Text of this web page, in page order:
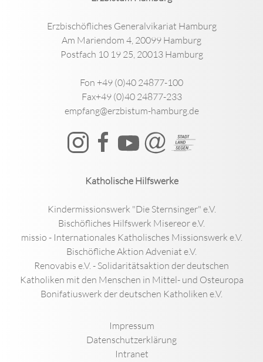
Erzbischöfliches Generalvikariat Hamburg
Am Mariendom 4, 20099 Hamburg
Postfach 10 19 25, 20013 Hamburg
Fon +49 (0)40 24877-100
Fax+49 (0)40 24877-233
empfang@erzbistum-hamburg.de
Katholische Hilfswerke
Kindermissionswerk "Die Sternsinger" e.V.
Bischöfliches Hilfswerk Misereor e.V.
missio - Internationales Katholisches Missionswerk e.V.
Bischöfliche Aktion Adveniat e.V.
Renovabis e.V. - Solidaritätsaktion der deutschen
Katholiken mit den Menschen in Mittel- und Osteuropa
Bonifatiuswerk der deutschen Katholiken e.V.
Impressum
Datenschutzerklärung
Intranet